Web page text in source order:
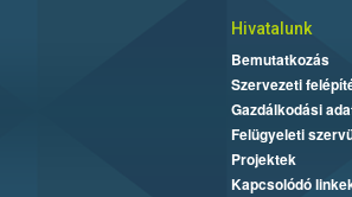
Hivatalunk
Bemutatkozás
Szervezeti
Gazdálkodási
Felügyeleti
Projektek
Kapcsolódó